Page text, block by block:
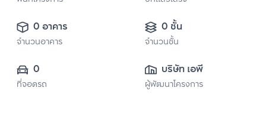
0 อาคาร
จำนวนอาคาร
0 ชั้น
จำนวนชั้น
0
ที่จอดรถ
บริษัท เอพี (ไทย
แลนด์)
ผู้พัฒนาโครงการ